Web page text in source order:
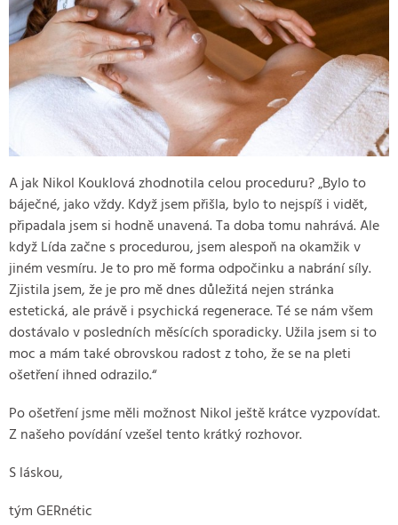
A jak Nikol Kouklová zhodnotila celou proceduru? „Bylo to
báječné, jako vždy. Když jsem přišla, bylo to nejspíš i vidět,
připadala jsem si hodně unavená. Ta doba tomu nahrává. Ale
když Lída začne s procedurou, jsem alespoň na okamžik v
jiném vesmíru. Je to pro mě forma odpočinku a nabrání síly.
Zjistila jsem, že je pro mě dnes důležitá nejen stránka
estetická, ale právě i psychická regenerace. Té se nám všem
dostávalo v posledních měsících sporadicky. Užila jsem si to
moc a mám také obrovskou radost z toho, že se na pleti
ošetření ihned odrazilo.“
Po ošetření jsme měli možnost Nikol ještě krátce vyzpovídat.
Z našeho povídání vzešel tento krátký rozhovor.
S láskou,
tým GERnétic